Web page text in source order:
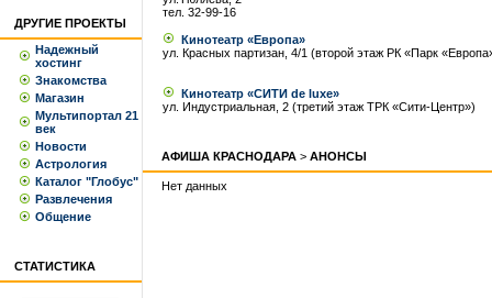
ДРУГИЕ ПРОЕКТЫ
Надежный
хостинг
Знакомства
Магазин
Мультипортал 21
век
Новости
Астрология
Каталог "Глобус"
Развлечения
Общение
СТАТИСТИКА
тел. 32-99-16
Кинотеатр «Европа»
ул. Красных партизан, 4/1 (второй этаж РК «Парк
Кинотеатр «СИТИ de luxe»
ул. Индустриальная, 2 (третий этаж ТРК «Сити-Центр»)
АФИША КРАСНОДАРА > АНОНСЫ
Нет данных